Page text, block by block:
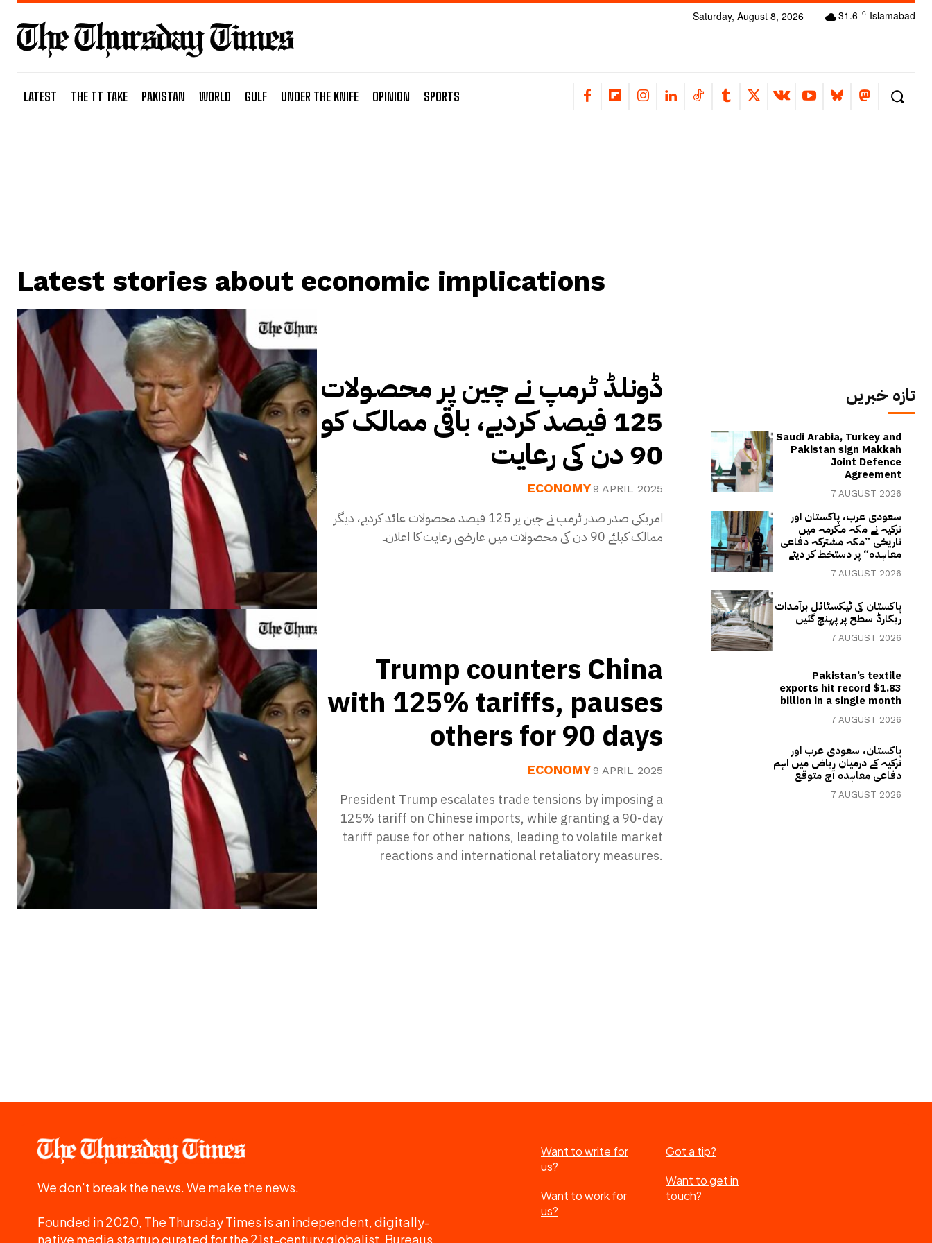
31.6 C Islamabad
Saturday, August 8, 2026
LATEST THE TT TAKE PAKISTAN WORLD GULF UNDER THE KNIFE OPINION SPORTS
Latest stories about economic implications
ڈونلڈ ٹرمپ نے چین پر محصولات
125 فیصد کردیے، باقی ممالک کو
90 دن کی رعایت
ECONOMY9 APRIL 2025
امریکی صدر صدر ٹرمپ نے چین پر 125 فیصد محصولات عائد کردیے، دیگر
ممالک کیلئے 90 دن کی محصولات میں عارضی رعایت کا اعلان۔
Trump counters China
with 125% tariffs, pauses
others for 90 days
ECONOMY9 APRIL 2025
President Trump escalates trade tensions by imposing a
125% tariff on Chinese imports, while granting a 90-day
tariff pause for other nations, leading to volatile market
reactions and international retaliatory measures.
تازہ خبریں
Saudi Arabia, Turkey and
Pakistan sign Makkah
Joint Defence
Agreement
7 AUGUST 2026
سعودی عرب، پاکستان اور
ترکیہ نے مکہ مکرمہ میں
تاریخی ”مکہ مشترکہ دفاعی
معاہدہ“ پر دستخط کر دیئے
7 AUGUST 2026
پاکستان کی ٹیکسٹائل برآمدات
ریکارڈ سطح پر پہنچ گئیں
7 AUGUST 2026
Pakistan’s textile
exports hit record $1.83
billion in a single month
7 AUGUST 2026
پاکستان، سعودی عرب اور
ترکیہ کے درمیان ریاض میں اہم
دفاعی معاہدہ آج متوقع
7 AUGUST 2026
We don't break the news. We make the news.
Founded in 2020, The Thursday Times is an independent, digitally-
native media startup curated for the 21st-century globalist. Bureaus
Want to write for
us?
Want to work for
us?
Got a tip?
Want to get in
touch?